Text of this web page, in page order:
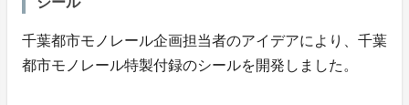
千葉都市モノレール企画担当者のアイデアにより、千葉
都市モノレール特製付録のシールを開発しました。